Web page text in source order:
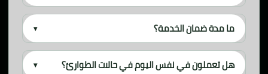
ما مدة ضمان الخدمة؟ ▾
هل تعملون في نفس اليوم في حالات الطوارئ؟ ▾